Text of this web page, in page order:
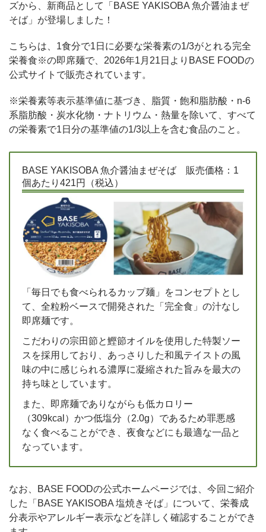
ズから、新商品として「BASE YAKISOBA 魚介醤油まぜ
そば」が登場しました！
こちらは、1食分で1日に必要な栄養素の1/3がとれる完全
栄養食※の即席麺で、2026年1月21日よりBASE FOODの
公式サイトで販売されています。
※栄養素等表示基準値に基づき、脂質・飽和脂肪酸・n-6
系脂肪酸・炭水化物・ナトリウム・熱量を除いて、すべて
の栄養素で1日分の基準値の1/3以上を含む食品のこと。
BASE YAKISOBA 魚介醤油まぜそば 販売価格：1
個あたり421円（税込）
「毎日でも食べられるカップ麺」をコンセプトとし
て、全粒粉ベースで開発された「完全食」の汁なし
即席麺です。
こだわりの宗田節と鰹節オイルを使用した特製ソー
スを採用しており、あっさりした和風テイストの風
味の中に感じられる濃厚に凝縮された旨みを最大の
持ち味としています。
また、即席麺でありながらも低カロリー
（309kcal）かつ低塩分（2.0g）であるため罪悪感
なく食べることができ、夜食などにも最適な一品と
なっています。
なお、BASE FOODの公式ホームページでは、今回ご紹介
した「BASE YAKISOBA 塩焼きそば」について、栄養成
分表示やアレルギー表示などを詳しく確認することができ